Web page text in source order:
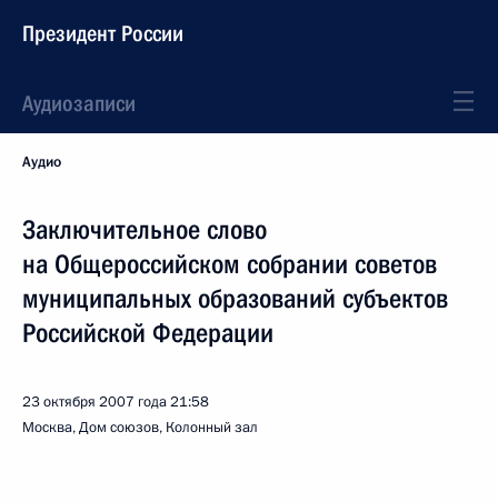
Президент России
Аудиозаписи
Аудио
Заключительное слово
на Общероссийском собрании советов
муниципальных образований субъектов
Российской Федерации
23 октября 2007 года21:58
Москва, Дом союзов, Колонный зал